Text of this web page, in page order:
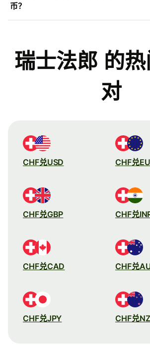
币？
瑞士法郎 的
对
CHF兑USD CHF兑
CHF兑GBP CHF兑
CHF兑CAD CHF兑
CHF兑JPY CHF兑